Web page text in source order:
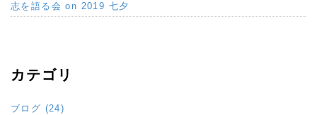
志を語る会 on 2019 七夕
カテゴリ
ブログ (24)